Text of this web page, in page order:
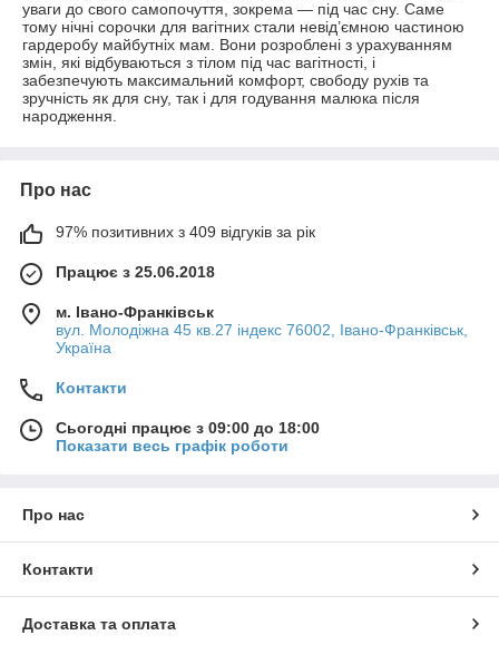
уваги до свого самопочуття, зокрема — під час сну. Саме
тому нічні сорочки для вагітних стали невід’ємною частиною
гардеробу майбутніх мам. Вони розроблені з урахуванням
змін, які відбуваються з тілом під час вагітності, і
забезпечують максимальний комфорт, свободу рухів та
зручність як для сну, так і для годування малюка після
народження.
Про нас
97% позитивних з 409 відгуків за рік
Працює з 25.06.2018
м. Івано-Франківськ
вул. Молодіжна 45 кв.27 індекс 76002, Івано-Франківськ,
Україна
Контакти
Сьогодні працює з 09:00 до 18:00
Показати весь графік роботи
Про нас
Контакти
Доставка та оплата